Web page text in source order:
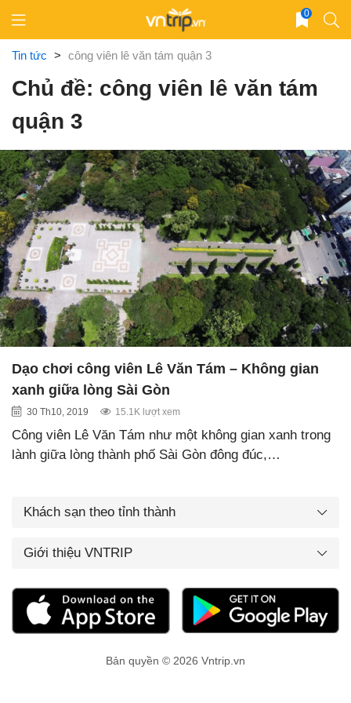
content
0
Tin tức > công viên lê văn tám quận 3
Chủ đề: công viên lê văn tám
quận 3
Dạo chơi công viên Lê Văn Tám – Không gian
xanh giữa lòng Sài Gòn
30 Th10, 2019 15.1K lượt xem
Công viên Lê Văn Tám như một không gian xanh trong
lành giữa lòng thành phố Sài Gòn đông đúc,…
Khách sạn theo tỉnh thành
Giới thiệu VNTRIP
Bản quyền © 2026 Vntrip.vn